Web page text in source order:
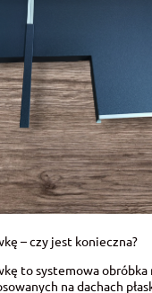
– czy jest konieczna?
to systemowa obróbka
na dachach